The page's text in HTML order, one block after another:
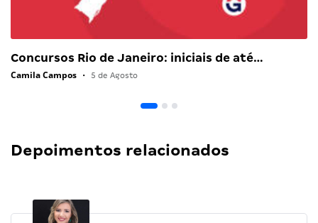
Concursos Rio de Janeiro: iniciais de até…
Camila Campos • 5 de Agosto
Depoimentos relacionados